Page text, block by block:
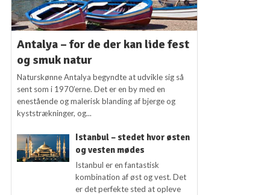
Antalya – for de der kan lide fest
og smuk natur
Naturskønne Antalya begyndte at udvikle sig så
sent som i 1970’erne. Det er en by med en
enestående og malerisk blanding af bjerge og
kyststrækninger, og...
Istanbul – stedet hvor østen
og vesten mødes
Istanbul er en fantastisk
kombination af øst og vest. Det
er det perfekte sted at opleve